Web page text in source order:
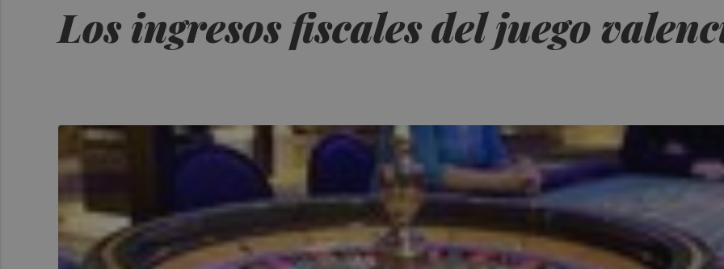
Los ingresos fiscales del juego